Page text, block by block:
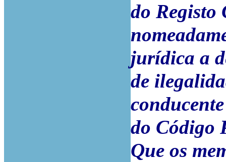
do Registo
jurídica a
de
do Código
Que os